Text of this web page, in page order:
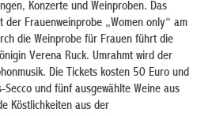
Konzerte und Weinproben. Das
Frauenweinprobe „Women only“ am
die Weinprobe für Frauen führt die
Verena Ruck. Umrahmt wird der
Die Tickets kosten 50 Euro und
und fünf ausgewählte Weine aus
Köstlichkeiten aus der